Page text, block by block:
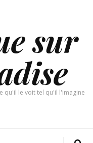
sur
qu'il le voit tel qu'il l'imagine